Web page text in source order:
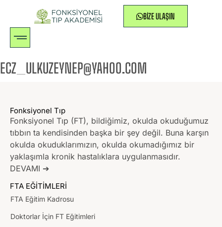
BIZE ULAŞIN
ECZ_ULKUZEYNEP@YAHOO.COM
Fonksiyonel Tıp
Fonksiyonel Tıp (FT), bildiğimiz, okulda okuduğumuz
tıbbın ta kendisinden başka bir şey değil. Buna karşın
okulda okuduklarımızın, okulda okumadığımız bir
yaklaşımla kronik hastalıklara uygulanmasıdır.
DEVAMI ➔
FTA EĞİTİMLERİ
FTA Eğitim Kadrosu
Doktorlar İçin FT Eğitimleri